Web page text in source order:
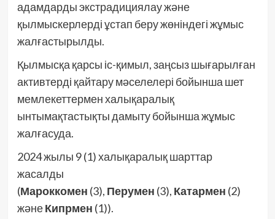
адамдарды экстрадициялау және
қылмыскерлерді ұстап беру жөніндегі жұмыс
жалғастырылды.
Қылмысқа қарсы іс-қимыл, заңсыз шығарылған
активтерді қайтару мәселелері бойынша шет
мемлекеттермен халықаралық
ынтымақтастықты дамыту бойынша жұмыс
жалғасуда.
2024 жылы 9 (1) халықаралық шарттар
жасалды
(Мароккомен (3), Перумен (3), Катармен (2)
жәнеКипрмен (1)).